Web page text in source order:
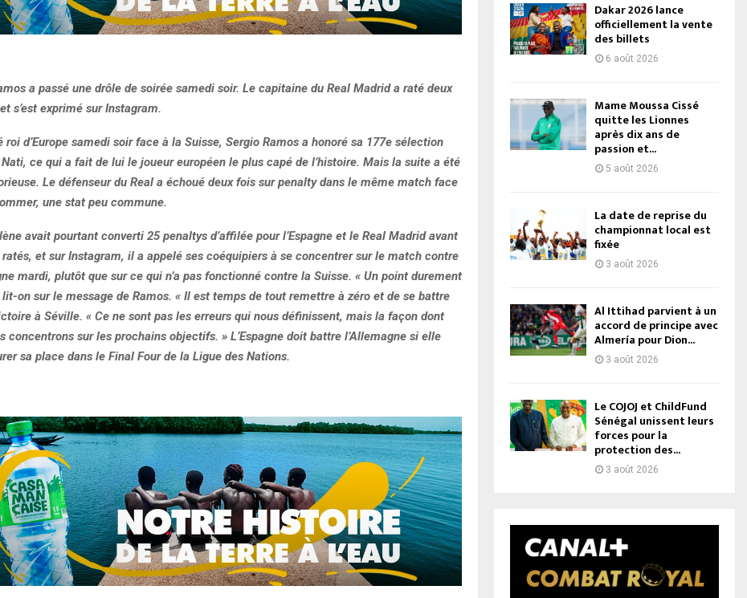
a passé une drôle de soirée samedi soir. Le capitaine du Real Madrid a raté deux
s’est exprimé sur Instagram.
roi d’Europe samedi soir face à la Suisse, Sergio Ramos a honoré sa 177e sélection
ce qui a fait de lui le joueur européen le plus capé de l’histoire. Mais la suite a été
Le défenseur du Real a échoué deux fois sur penalty dans le même match face
une stat peu commune.
avait pourtant converti 25 penaltys d’affilée pour l’Espagne et le Real Madrid avant
ratés, et sur Instagram, il a appelé ses coéquipiers à se concentrer sur le match contre
mardi, plutôt que sur ce qui n’a pas fonctionné contre la Suisse. « Un point durement
lit-on sur le message de Ramos. « Il est temps de tout remettre à zéro et de se battre
à Séville. « Ce ne sont pas les erreurs qui nous définissent, mais la façon dont
concentrons sur les prochains objectifs. » L’Espagne doit battre l’Allemagne si elle
sa place dans le Final Four de la Ligue des Nations.
Dakar 2026 lance
officiellement la vente
des billets
6 août 2026
Mame Moussa Cissé
quitte les Lionnes
après dix ans de
passion et...
5 août 2026
La date de reprise du
championnat local est
fixée
3 août 2026
Al Ittihad parvient à un
accord de principe avec
Almería pour Dion...
3 août 2026
Le COJOJ et ChildFund
Sénégal unissent leurs
forces pour la
protection des...
3 août 2026